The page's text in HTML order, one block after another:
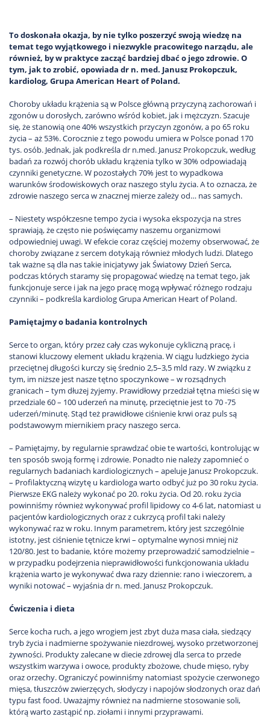
To doskonała okazja, by nie tylko poszerzyć swoją wiedzę na
temat tego wyjątkowego i niezwykle pracowitego narządu, ale
również, by w praktyce zacząć bardziej dbać o jego zdrowie. O
tym, jak to zrobić, opowiada dr n. med. Janusz Prokopczuk,
kardiolog, Grupa American Heart of Poland.
Choroby układu krążenia są w Polsce główną przyczyną zachorowań i
zgonów u dorosłych, zarówno wśród kobiet, jak i mężczyzn. Szacuje
się, że stanowią one 40% wszystkich przyczyn zgonów, a po 65 roku
życia – aż 53%. Corocznie z tego powodu umiera w Polsce ponad 170
tys. osób. Jednak, jak podkreśla dr n.med. Janusz Prokopczuk, według
badań za rozwój chorób układu krążenia tylko w 30% odpowiadają
czynniki genetyczne. W pozostałych 70% jest to wypadkowa
warunków środowiskowych oraz naszego stylu życia. A to oznacza, że
zdrowie naszego serca w znacznej mierze zależy od… nas samych.
– Niestety współczesne tempo życia i wysoka ekspozycja na stres
sprawiają, że często nie poświęcamy naszemu organizmowi
odpowiedniej uwagi. W efekcie coraz częściej możemy obserwować, że
choroby związane z sercem dotykają również młodych ludzi. Dlatego
tak ważne są dla nas takie inicjatywy jak Światowy Dzień Serca,
podczas których staramy się propagować wiedzę na temat tego, jak
funkcjonuje serce i jak na jego pracę mogą wpływać różnego rodzaju
czynniki – podkreśla kardiolog Grupa American Heart of Poland.
Pamiętajmy o badania kontrolnych
Serce to organ, który przez cały czas wykonuje cykliczną pracę, i
stanowi kluczowy element układu krążenia. W ciągu ludzkiego życia
przeciętnej długości kurczy się średnio 2,5–3,5 mld razy. W związku z
tym, im niższe jest nasze tętno spoczynkowe – w rozsądnych
granicach – tym dłużej żyjemy. Prawidłowy przedział tętna mieści się w
przedziale 60 – 100 uderzeń na minutę, przeciętnie jest to 70 -75
uderzeń/minutę. Stąd też prawidłowe ciśnienie krwi oraz puls są
podstawowym miernikiem pracy naszego serca.
– Pamiętajmy, by regularnie sprawdzać obie te wartości, kontrolując w
ten sposób swoją formę i zdrowie. Ponadto nie należy zapomnieć o
regularnych badaniach kardiologicznych – apeluje Janusz Prokopczuk.
– Profilaktyczną wizytę u kardiologa warto odbyć już po 30 roku życia.
Pierwsze EKG należy wykonać po 20. roku życia. Od 20. roku życia
powinniśmy również wykonywać profil lipidowy co 4-6 lat, natomiast u
pacjentów kardiologicznych oraz z cukrzycą profil taki należy
wykonywać raz w roku. Innym parametrem, który jest szczególnie
istotny, jest ciśnienie tętnicze krwi – optymalne wynosi mniej niż
120/80. Jest to badanie, które możemy przeprowadzić samodzielnie –
w przypadku podejrzenia nieprawidłowości funkcjonowania układu
krążenia warto je wykonywać dwa razy dziennie: rano i wieczorem, a
wyniki notować – wyjaśnia dr n. med. Janusz Prokopczuk.
Ćwiczenia i dieta
Serce kocha ruch, a jego wrogiem jest zbyt duża masa ciała, siedzący
tryb życia i nadmierne spożywanie niezdrowej, wysoko przetworzonej
żywności. Produkty zalecane w diecie zdrowej dla serca to przede
wszystkim warzywa i owoce, produkty zbożowe, chude mięso, ryby
oraz orzechy. Ograniczyć powinniśmy natomiast spożycie czerwonego
mięsa, tłuszczów zwierzęcych, słodyczy i napojów słodzonych oraz dań
typu fast food. Uważajmy również na nadmierne stosowanie soli,
którą warto zastąpić np. ziołami i innymi przyprawami.